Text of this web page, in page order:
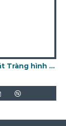
Đĩa gốm Bát Tràng hình Khuê Văn Các D28 - Quà lưu niệm Hà Nội